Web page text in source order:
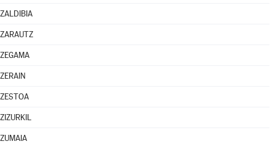
ZALDIBIA
ZARAUTZ
ZEGAMA
ZERAIN
ZESTOA
ZIZURKIL
ZUMAIA